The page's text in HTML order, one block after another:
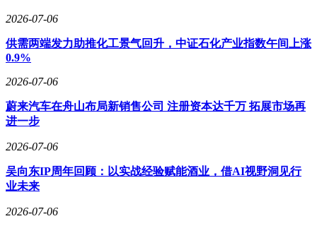
2026-07-06
供需两端发力助推化工景气回升，中证石化产业指数午间上涨
0.9%
2026-07-06
蔚来汽车在舟山布局新销售公司 注册资本达千万 拓展市场再
进一步
2026-07-06
吴向东IP周年回顾：以实战经验赋能酒业，借AI视野洞见行
业未来
2026-07-06